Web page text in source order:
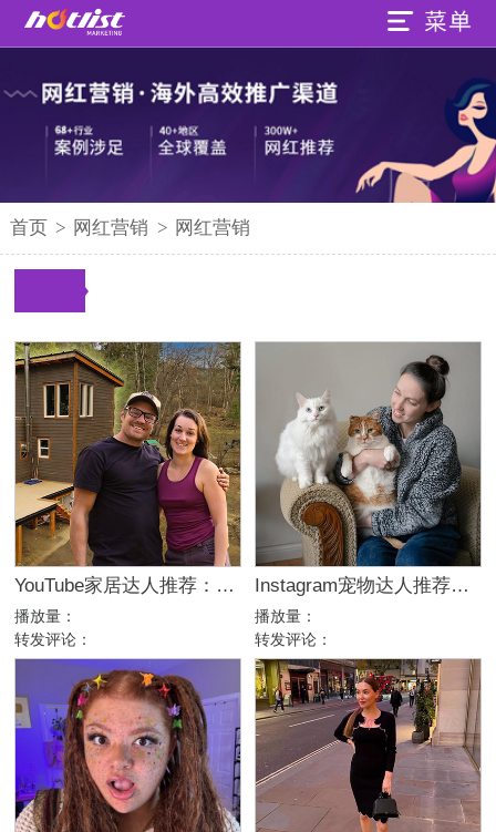
首页 > 网红营销 > 网红营销
YouTube家居达人推荐：加拿大DIY建筑生活kol博主
播放量：
转发评论：
Instagram宠物达人推荐：加拿大猫咪生活博主，适合宠物品牌合作
播放量：
转发评论：